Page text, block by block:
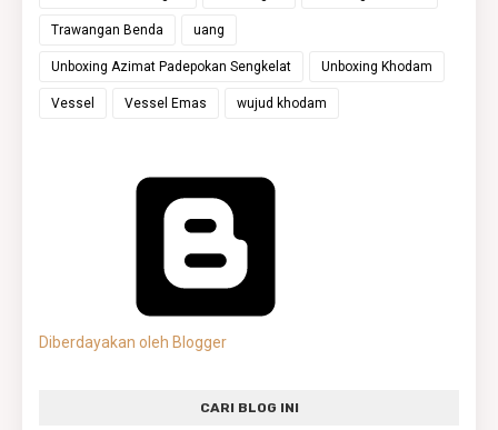
Trawangan Benda uang
Unboxing Azimat Padepokan Sengkelat Unboxing Khodam
Vessel Vessel Emas wujud khodam
Diberdayakan oleh Blogger
CARI BLOG INI